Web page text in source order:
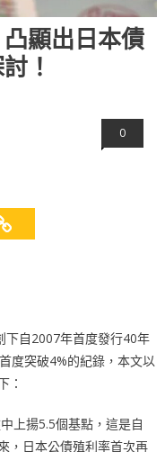
顯出日本債
！
0
下自2007年首度發行40年
度突破4%的紀錄，本文以
：
上揚5.5個基點，這是自
，日本公債殖利率首次再